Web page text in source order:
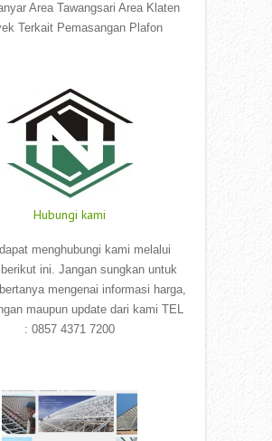
Area Tawangsari Area Klaten
Terkait Pemasangan Plafon
Hubungi kami
menghubungi kami melalui
ini. Jangan sungkan untuk
mengenai informasi harga,
maupun update dari kami TEL
: 0857 4371 7200